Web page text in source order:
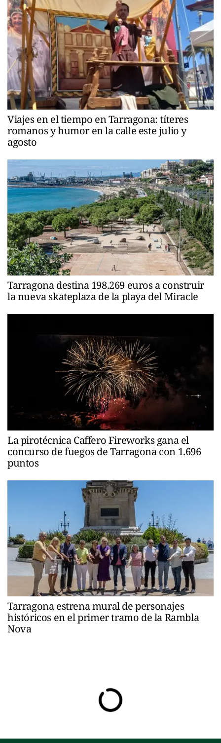
Viajes en el tiempo en Tarragona: títeres
romanos y humor en la calle este julio y
agosto
Tarragona destina 198.269 euros a construir
la nueva skateplaza de la playa del Miracle
La pirotécnica Caffero Fireworks gana el
concurso de fuegos de Tarragona con 1.696
puntos
Tarragona estrena mural de personajes
históricos en el primer tramo de la Rambla
Nova